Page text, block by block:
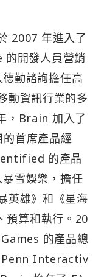
2007 年進入了
開發人員營銷
勤諮詢擔任高
動資訊行業的多
，Brain 加入了
首席產品經
的產品
雪娛樂，擔任
英雄》和《星海
預算和執行。20
的產品總
Penn Interactiv